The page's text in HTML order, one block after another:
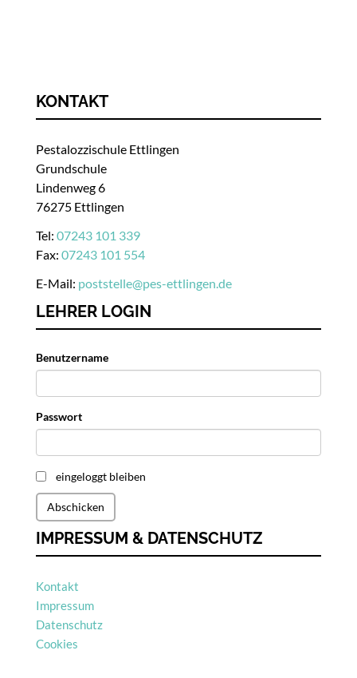
KONTAKT
Pestalozzischule Ettlingen
Grundschule
Lindenweg 6
76275 Ettlingen
Tel: 07243 101 339
Fax: 07243 101 554
E-Mail: poststelle@pes-ettlingen.de
LEHRER LOGIN
Benutzername
Passwort
eingeloggt bleiben
Abschicken
IMPRESSUM & DATENSCHUTZ
Kontakt
Impressum
Datenschutz
Cookies